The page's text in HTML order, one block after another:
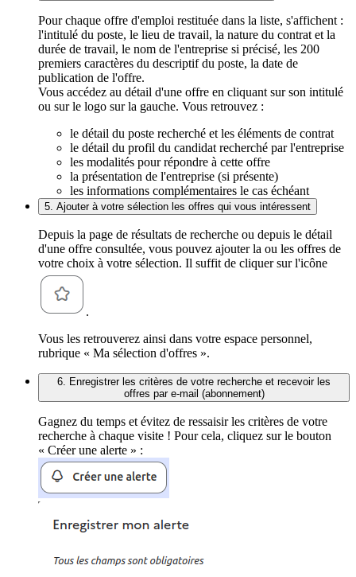
Pour chaque offre d'emploi restituée dans la liste, s'affichent :
l'intitulé du poste, le lieu de travail, la nature du contrat et la
durée de travail, le nom de l'entreprise si précisé, les 200
premiers caractères du descriptif du poste, la date de
publication de l'offre.
Vous accédez au détail d'une offre en cliquant sur son intitulé
ou sur le logo sur la gauche. Vous retrouvez :
le détail du poste recherché et les éléments de contrat
le détail du profil du candidat recherché par l'entreprise
les modalités pour répondre à cette offre
la présentation de l'entreprise (si présente)
les informations complémentaires le cas échéant
5. Ajouter à votre sélection les offres qui vous intéressent
Depuis la page de résultats de recherche ou depuis le détail
d'une offre consultée, vous pouvez ajouter la ou les offres de
votre choix à votre sélection. Il suffit de cliquer sur l'icône
.
Vous les retrouverez ainsi dans votre espace personnel,
rubrique « Ma sélection d'offres ».
6. Enregistrer les critères de votre recherche et recevoir les
offres par e-mail (abonnement)
Gagnez du temps et évitez de ressaisir les critères de votre
recherche à chaque visite ! Pour cela, cliquez sur le bouton
« Créer une alerte » :